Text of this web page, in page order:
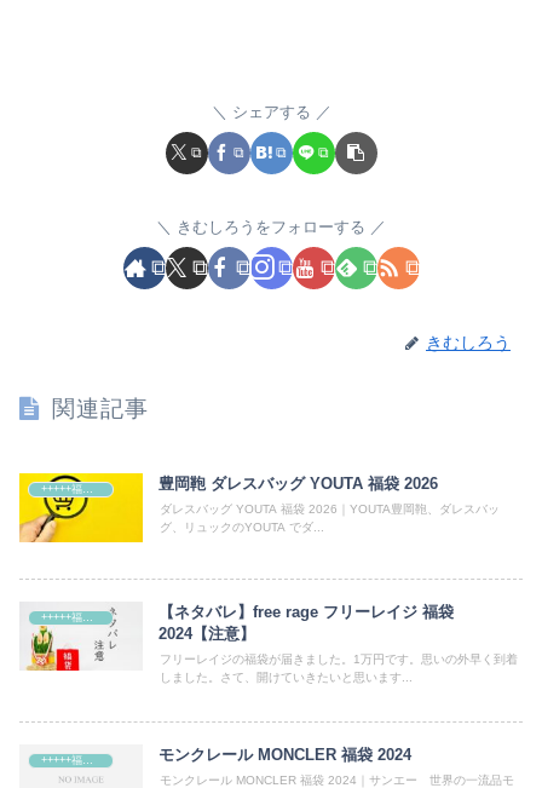
シェアする
きむしろうをフォローする
きむしろう
関連記事
+++++福袋++++++ 豊岡鞄 ダレスバッグ YOUTA 福袋 2026
ダレスバッグ YOUTA 福袋 2026｜YOUTA豊岡鞄、ダレスバッ
グ、リュックのYOUTA でダ...
+++++福袋++++++
【ネタバレ】free rage フリーレイジ 福袋
2024【注意】
フリーレイジの福袋が届きました。1万円です。思いの外早く到着
しました。さて、開けていきたいと思います...
モンクレール MONCLER 福袋 2024
モンクレール MONCLER 福袋 2024｜サンエー 世界の一流品モ